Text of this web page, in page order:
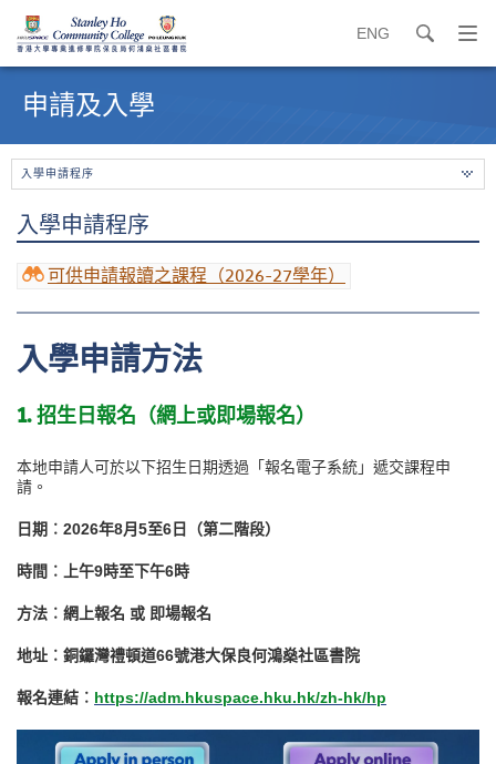
ENG search
打
開
始
申請及入學
入學申請程序
入學申請程序
可供申請報讀之課程（2026-27學年）
入學申請方法
1.招生日報名（網上或即場報名）
本地申請人可於以下招生日期透過「報名電子系統」遞交課程申
請。
日期︰2026年8月5至6日（第二階段）
時間︰上午9時至下午6時
方法︰網上報名 或 即場報名
地址︰銅鑼灣禮頓道66號港大保良何鴻燊社區書院
報名連結︰ https://adm.hkuspace.hku.hk/zh-hk/hp